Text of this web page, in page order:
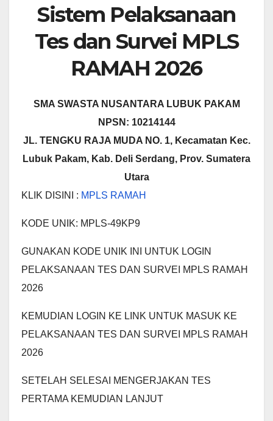
Sistem Pelaksanaan
Tes dan Survei MPLS
RAMAH 2026
SMA SWASTA NUSANTARA LUBUK PAKAM
NPSN: 10214144
JL. TENGKU RAJA MUDA NO. 1, Kecamatan Kec.
Lubuk Pakam, Kab. Deli Serdang, Prov. Sumatera
Utara
KLIK DISINI : MPLS RAMAH
KODE UNIK: MPLS-49KP9
GUNAKAN KODE UNIK INI UNTUK LOGIN
PELAKSANAAN TES DAN SURVEI MPLS RAMAH
2026
KEMUDIAN LOGIN KE LINK UNTUK MASUK KE
PELAKSANAAN TES DAN SURVEI MPLS RAMAH
2026
SETELAH SELESAI MENGERJAKAN TES
PERTAMA KEMUDIAN LANJUT